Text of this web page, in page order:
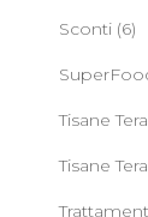
Sconti (6)
Tisane
Tisane